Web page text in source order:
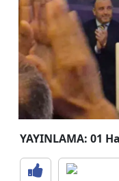
YAYINLAMA: 01